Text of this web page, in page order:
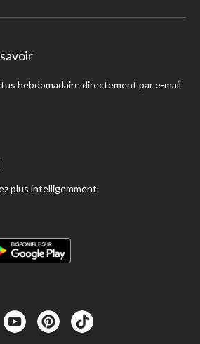
hebdomadaire directement par e-mail
plus intelligemment